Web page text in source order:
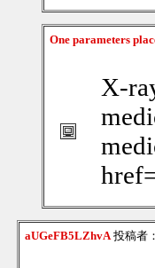
One parameters
X-
aUGeFB5LZhvA投稿者：